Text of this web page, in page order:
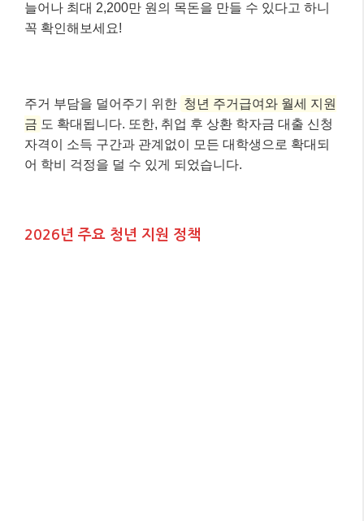
늘어나 최대 2,200만 원의 목돈을 만들 수 있다고 하니
꼭 확인해보세요!
주거 부담을 덜어주기 위한 청년 주거급여와 월세 지원
금 도 확대됩니다. 또한, 취업 후 상환 학자금 대출 신청
자격이 소득 구간과 관계없이 모든 대학생으로 확대되
어 학비 걱정을 덜 수 있게 되었습니다.
2026년 주요 청년 지원 정책